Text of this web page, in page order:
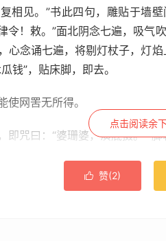
相见。”书此四句，雕贴于墙
令！敕。”面北阴念七遍，吸气
心念诵七遍，将剔灯杖子，灯
钱”，贴床脚，即去。
使网罟无所得。
即咒曰：“婆珊婆，演底摄。” 脚
贞”七遍。 渡江者朱书“禹”字佩
点击阅读余
 赞(2)